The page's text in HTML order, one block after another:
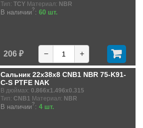
Тип: TCY Материал: NBR
В наличии?: 60 шт.
206 ₽ − +
Сальник 22x38x8 CNB1 NBR 75-K91-
C-S PTFE NAK
В дюймах: 0.866x1.496x0.315
Тип: CNB1 Материал: NBR
В наличии?: 4 шт.